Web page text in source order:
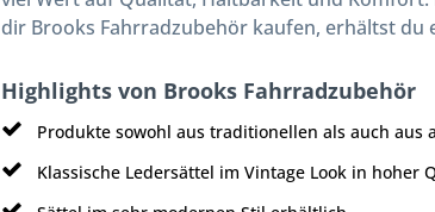
dir Brooks Fahrradzubehör kaufen, erhältst du
Highlights von Brooks Fahrradzubehör
Produkte sowohl aus traditionellen als auch aus
Klassische Ledersättel im Vintage Look in hoher